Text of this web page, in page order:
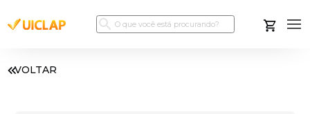
VOLTAR